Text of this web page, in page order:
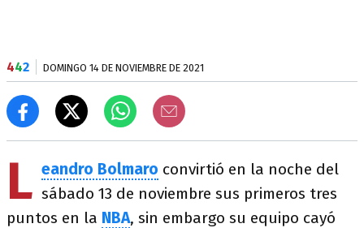
442 DOMINGO 14 DE NOVIEMBRE DE 2021
L eandro Bolmaro convirtió en la noche del
sábado 13 de noviembre sus primeros tres
puntos en la NBA, sin embargo su equipo cayó